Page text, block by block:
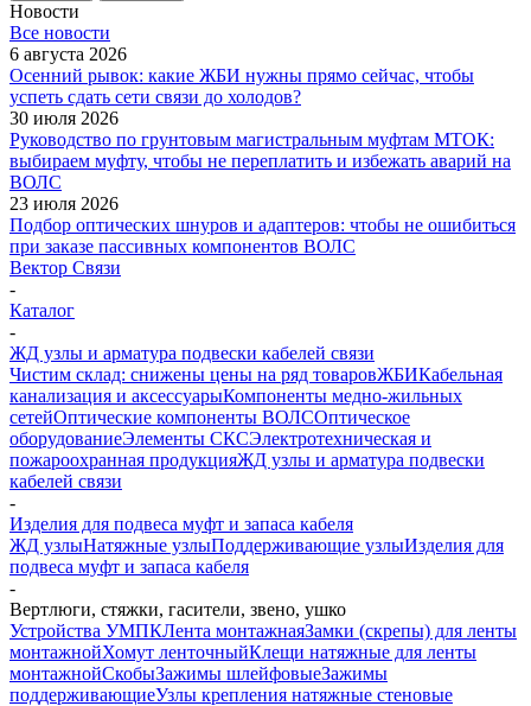
Новости
Все новости
6 августа 2026
Осенний рывок: какие ЖБИ нужны прямо сейчас, чтобы
успеть сдать сети связи до холодов?
30 июля 2026
Руководство по грунтовым магистральным муфтам МТОК:
выбираем муфту, чтобы не переплатить и избежать аварий на
ВОЛС
23 июля 2026
Подбор оптических шнуров и адаптеров: чтобы не ошибиться
при заказе пассивных компонентов ВОЛС
Вектор Связи
-
Каталог
-
ЖД узлы и арматура подвески кабелей связи
Чистим склад: снижены цены на ряд товаровЖБИКабельная
канализация и аксессуарыКомпоненты медно-жильных
сетейОптические компоненты ВОЛСОптическое
оборудованиеЭлементы СКСЭлектротехническая и
пожароохранная продукцияЖД узлы и арматура подвески
кабелей связи
-
Изделия для подвеса муфт и запаса кабеля
ЖД узлыНатяжные узлыПоддерживающие узлыИзделия для
подвеса муфт и запаса кабеля
-
Вертлюги, стяжки, гасители, звено, ушко
Устройства УМПКЛента монтажнаяЗамки (скрепы) для ленты
монтажнойХомут ленточныйКлещи натяжные для ленты
монтажнойСкобыЗажимы шлейфовыеЗажимы
поддерживающиеУзлы крепления натяжные стеновые